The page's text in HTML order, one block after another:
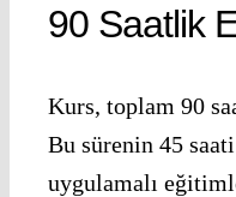
90 Saatlik
Kurs, toplam 90
Bu sürenin 45
uygulamalı